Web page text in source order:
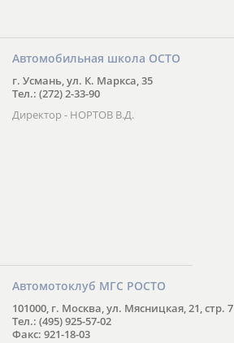
Автомобильная школа ОСТО
г. Усмань, ул. К. Маркса, 35
Тел.: (272) 2-33-90
Директор - НОРТОВ В.Д.
Автомотоклуб МГС РОСТО
101000, г. Москва, ул. Мясницкая, 21, стр. 7
Тел.: (495) 925-57-02
Факс: 921-18-03